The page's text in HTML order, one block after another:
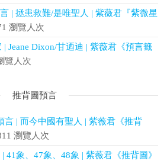
| 拯患救難/是唯聖人 | 紫薇君『紫微星
瀏覽人次
| Jeane Dixon/甘迺迪 | 紫薇君《預言籤
覽人次
推背圖預言
言 | 而今中國有聖人 | 紫薇君《推背
瀏覽人次
41象、47象、48象 | 紫薇君《推背圖》